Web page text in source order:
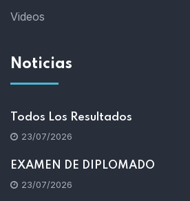
Videos
Noticias
Todos Los Resultados
23/07/2026
EXAMEN DE DIPLOMADO
23/07/2026